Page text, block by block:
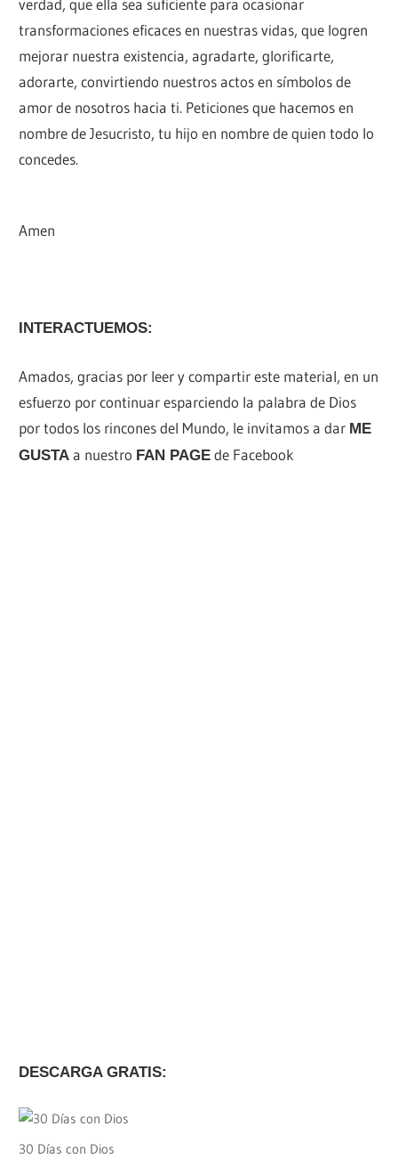
transformaciones eficaces en nuestras vidas, que logren
mejorar nuestra existencia, agradarte, glorificarte,
adorarte, convirtiendo nuestros actos en símbolos de
amor de nosotros hacia ti. Peticiones que hacemos en
nombre de Jesucristo, tu hijo en nombre de quien todo lo
concedes.
Amen
INTERACTUEMOS:
Amados, gracias por leer y compartir este material, en un
esfuerzo por continuar esparciendo la palabra de Dios
por todos los rincones del Mundo, le invitamos a dar ME
GUSTA a nuestro FAN PAGE de Facebook
DESCARGA GRATIS:
30 Días con Dios